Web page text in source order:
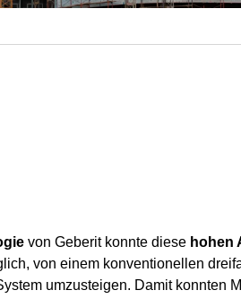
von Geberit konnte diese hohen
von einem konventionellen
umzusteigen. Damit konnten